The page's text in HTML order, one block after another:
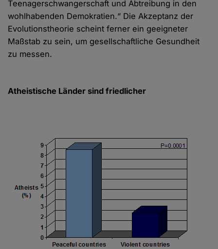
Teenagerschwangerschaft und Abtreibung in den
wohlhabenden Demokratien.“ Die Akzeptanz der
Evolutionstheorie scheint ferner ein geeigneter
Maßstab zu sein, um gesellschaftliche Gesundheit
zu messen.
Atheistische Länder sind friedlicher